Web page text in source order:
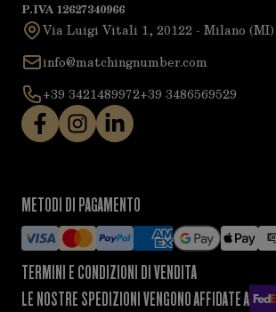
P.IVA 12627340966
Via Luigi Vitali 1, 20122 - Milano (MI)
info@matchingnumber.com
+39 3421489972+39 3486569529
METODI DI PAGAMENTO
TERMINI E CONDIZIONI DI VENDITA
LE NOSTRE SPEDIZIONI VENGONO AFFIDATE A